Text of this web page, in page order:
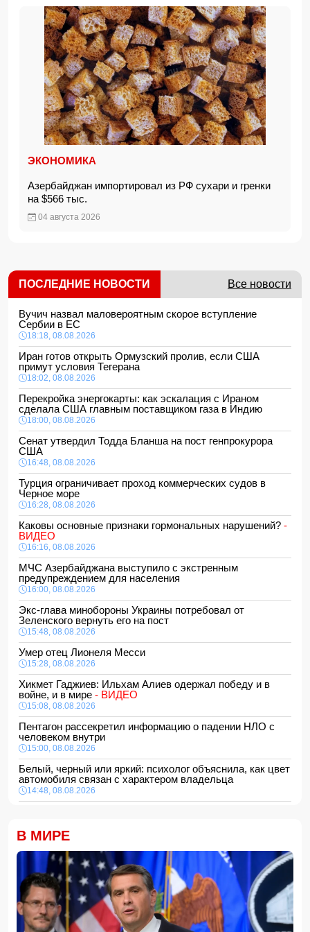
ЭКОНОМИКА
Азербайджан импортировал из РФ сухари и гренки
на $566 тыс.
04 августа 2026
ПОСЛЕДНИЕ НОВОСТИ Все новости
Вучич назвал маловероятным скорое вступление
Сербии в ЕС
18:18, 08.08.2026
Иран готов открыть Ормузский пролив, если США
примут условия Тегерана
18:02, 08.08.2026
Перекройка энергокарты: как эскалация с Ираном
сделала США главным поставщиком газа в Индию
18:00, 08.08.2026
Сенат утвердил Тодда Бланша на пост генпрокурора
США
16:48, 08.08.2026
Турция ограничивает проход коммерческих судов в
Черное море
16:28, 08.08.2026
Каковы основные признаки гормональных нарушений? -
ВИДЕО
16:16, 08.08.2026
МЧС Азербайджана выступило с экстренным
предупреждением для населения
16:00, 08.08.2026
Экс-глава минобороны Украины потребовал от
Зеленского вернуть его на пост
15:48, 08.08.2026
Умер отец Лионеля Месси
15:28, 08.08.2026
Хикмет Гаджиев: Ильхам Алиев одержал победу и в
войне, и в мире - ВИДЕО
15:08, 08.08.2026
Пентагон рассекретил информацию о падении НЛО с
человеком внутри
15:00, 08.08.2026
Белый, черный или яркий: психолог объяснила, как цвет
автомобиля связан с характером владельца
14:48, 08.08.2026
В Азербайджане ожидается жара до 41 градуса —
объявлено предупреждение
14:34, 08.08.2026
В Агдашском районе расследуется конфликт, связанный
с церемонией помолвки с участием
несовершеннолетней
14:28, 08.08.2026
В МИРЕ